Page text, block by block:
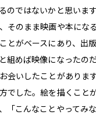
のではないかと思いま
そのまま映画や本にな
とがベースにあり、出
組めば映像になったの
会いしたことがありま
でした。絵を描くこと
「こんなことやってみ